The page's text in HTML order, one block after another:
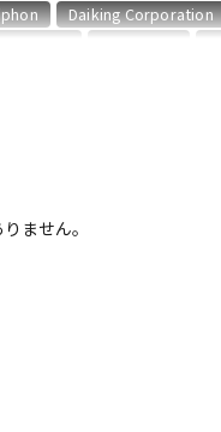
Daiking Corporation
ません。